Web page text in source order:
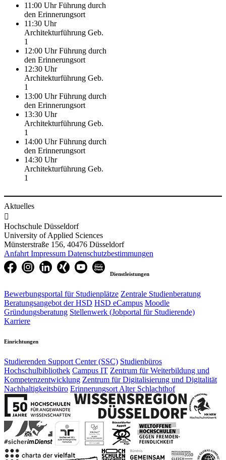
11:00 Uhr Führung durch
den Erinnerungsort
11:30 Uhr
Architekturführung Geb.
1
12:00 Uhr Führung durch
den Erinnerungsort
12:30 Uhr
Architekturführung Geb.
1
13:00 Uhr Führung durch
den Erinnerungsort
13:30 Uhr
Architekturführung Geb.
1
14:00 Uhr Führung durch
den Erinnerungsort
14:30 Uhr
Architekturführung Geb.
1
Aktuelles

Hochschule Düsseldorf
University of Applied Sciences
Münsterstraße 156, 40476 Düsseldorf
Anfahrt Impressum Datenschutzbestimmungen
Dienstleistungen
Bewerbungsportal für Studienplätze Zentrale Studienberatung
Beratungsangebot der HSD HSD eCampus Moodle
Gründungsberatung Stellenwerk (Jobportal für Studierende)
Karriere
Einrichtungen
Studierenden Support Center (SSC) Studienbüros
Hochschulbibliothek Campus IT Zentrum für Weiterbildung und
Kompetenzentwicklung Zentrum für Digitalisierung und Digitalität
Nachhaltigkeitsbüro Erinnerungsort Alter Schlachthof